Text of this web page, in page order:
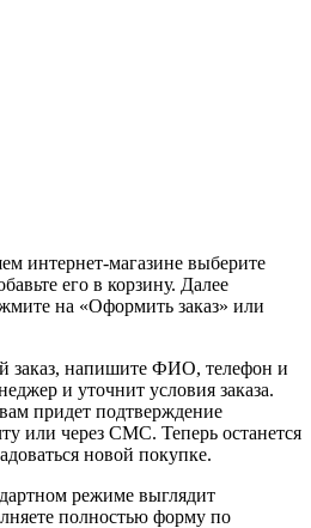
интернет-магазине выберите
его в корзину. Далее
на «Оформить заказ» или
заказ, напишите ФИО, телефон и
и уточнит условия заказа.
придет подтверждение
или через СМС. Теперь останется
новой покупке.
режиме выглядит
полностью форму по